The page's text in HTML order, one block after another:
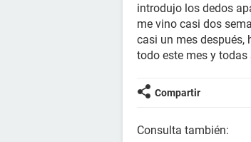
introdujo los dedos
me vino casi dos
casi un mes después,
todo este mes y todas
Compartir
Consulta también: